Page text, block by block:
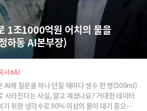
조1000억원 어치의 물을
하동 AI본부장)
사#AI
AI에 질문을 하나 던질 때마다 생수 한 병(500ml)
사라진다는 사실, 알고 계셨나요? 거대한 데이터
기 위한 냉각수로 80% 이상의 물이 대기 중으로